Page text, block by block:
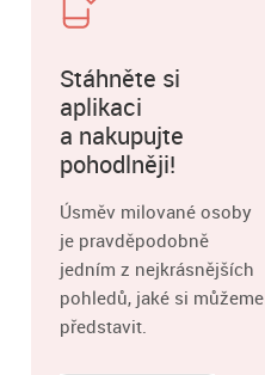
Stáhněte si
aplikaci
a nakupujte
pohodlněji!
Úsměv milované osoby
je pravděpodobně
jedním z nejkrásnějších
pohledů, jaké si můžeme
představit.